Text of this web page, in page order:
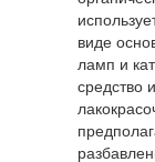
виде
ламп и
средство